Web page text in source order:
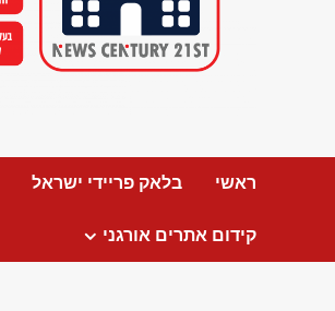
ראשי בלאק פריידי ישראל
קידום אתרים אורגני